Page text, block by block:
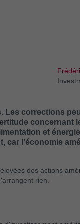
Les corrections
concernant
et
car l'économie
des actions
rien.